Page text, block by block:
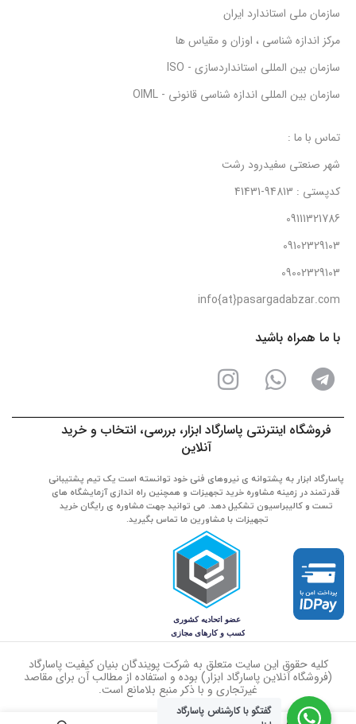
سازمان ملی استاندارد ایران
مرکز اندازه شناسی ، اوزان و مقیاس ها
سازمان بین المللی استانداردسازی - ISO
سازمان بین المللی اندازه شناسی قانونی - OIML
تماس با ما :
شهر صنعتی سفیدرود رشت
کدپستی : 94813-41431
09111321786
09102329103
09002329103
info{at}pasargadabzar.com
با ما همراه باشید
فروشگاه اینترنتی پاسارگاد ابزار، بررسی، انتخاب و خرید
آنلاین
پاسارگاد ابزار به پشتوانه ی نیروهای فنی خود توانسته است یک تیم پشتیبانی
قدرتمند در زمینه مشاوره خرید تجهیزات و همچنین راه اندازی آزمایشگاه های
تست و کالیبراسیون تشکیل دهد. می توانید جهت مشاوره ی رایگان خرید
تجهیزات با مشاورین ما تماس بگیرید.
کلیه حقوق این سایت متعلق به شرکت پویندگان بنیان کیفیت پاسارگاد
(فروشگاه آنلاین پاسارگاد ابزار) بوده و استفاده از مطالب آن برای مقاصد
غیرتجاری و با ذکر منبع بلامانع است.
گفتگو با کارشناس پاسارگاد